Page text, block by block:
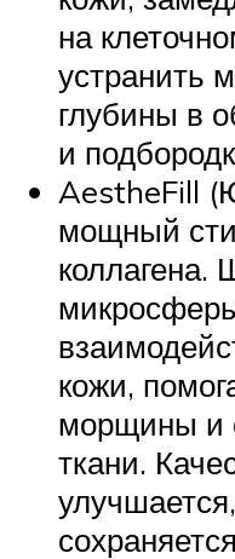
на
устранить
глубины в
и
AestheFill
мощный
кожи,
морщины и
ткани.